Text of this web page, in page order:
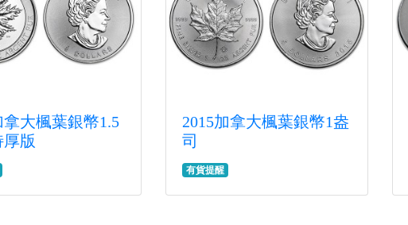
拿大楓葉銀幣1.5
版
2015加拿大楓葉銀幣1盎
司
有貨提醒